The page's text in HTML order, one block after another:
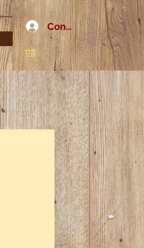
Connexion